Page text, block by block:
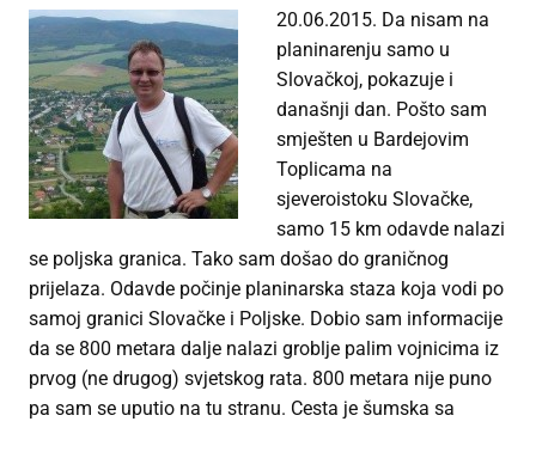
20.06.2015. Da nisam na
planinarenju samo u
Slovačkoj, pokazuje i
današnji dan. Pošto sam
smješten u Bardejovim
Toplicama na
sjeveroistoku Slovačke,
samo 15 km odavde nalazi
se poljska granica. Tako sam došao do graničnog
prijelaza. Odavde počinje planinarska staza koja vodi po
samoj granici Slovačke i Poljske. Dobio sam informacije
da se 800 metara dalje nalazi groblje palim vojnicima iz
prvog (ne drugog) svjetskog rata. 800 metara nije puno
pa sam se uputio na tu stranu. Cesta je šumska sa